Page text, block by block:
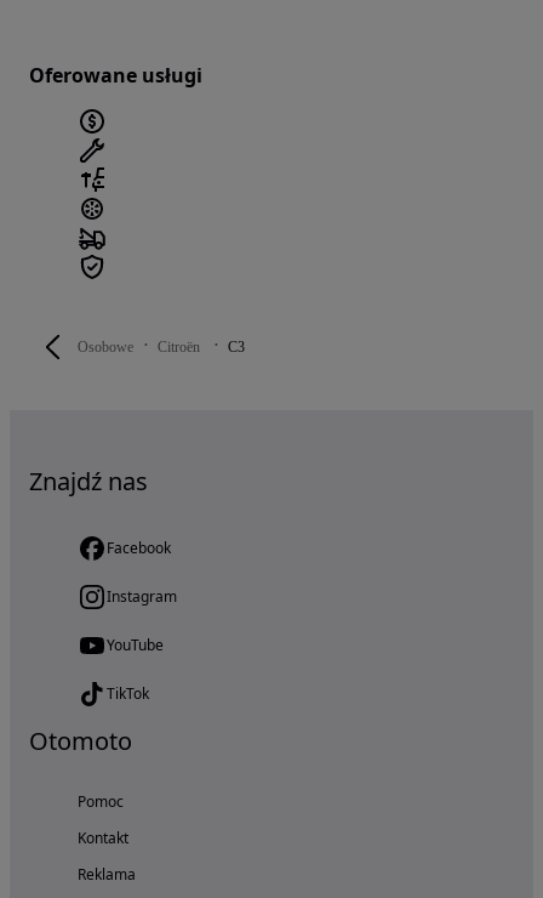
Osobowe Citroën C3
Oferowane usługi
Znajdź nas
Facebook
Instagram
YouTube
TikTok
Otomoto
Pomoc
Kontakt
Reklama